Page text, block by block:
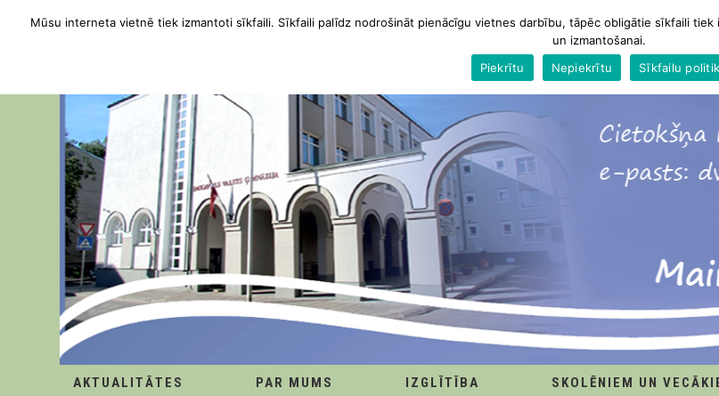
AKTUALITĀTES PAR MUMS IZGLĪTĪBA SKOLĒNIEM UN
Mūsu interneta vietnē tiek izmantoti sīkfaili. Sīkfaili palīdz nodrošināt pienācīgu vietnes darbību, tāpēc obligātie sīkfaili
un izmantošanai.
Piekrītu
Nepiekrītu Sīkfailu